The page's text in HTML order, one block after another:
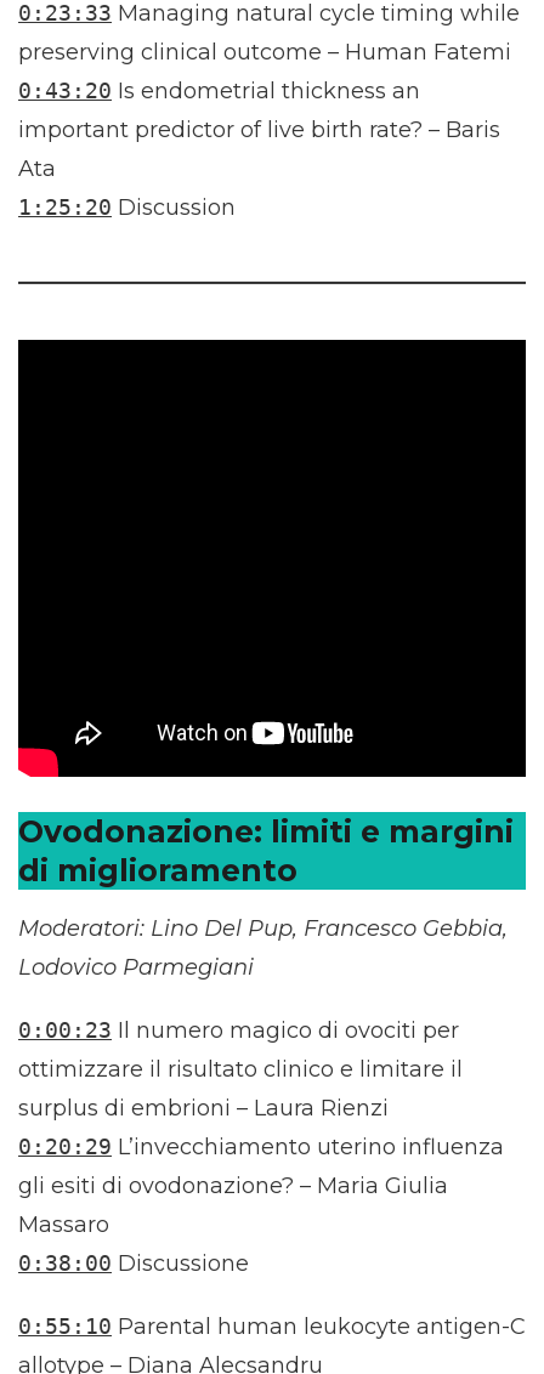
0:23:33 Managing natural cycle timing while
preserving clinical outcome – Human Fatemi
0:43:20 Is endometrial thickness an
important predictor of live birth rate? – Baris
Ata
1:25:20 Discussion
Ovodonazione: limiti e margini
di miglioramento
Moderatori: Lino Del Pup, Francesco Gebbia,
Lodovico Parmegiani
0:00:23 Il numero magico di ovociti per
ottimizzare il risultato clinico e limitare il
surplus di embrioni – Laura Rienzi
0:20:29 L’invecchiamento uterino influenza
gli esiti di ovodonazione? – Maria Giulia
Massaro
0:38:00 Discussione
0:55:10 Parental human leukocyte antigen-C
allotype – Diana Alecsandru